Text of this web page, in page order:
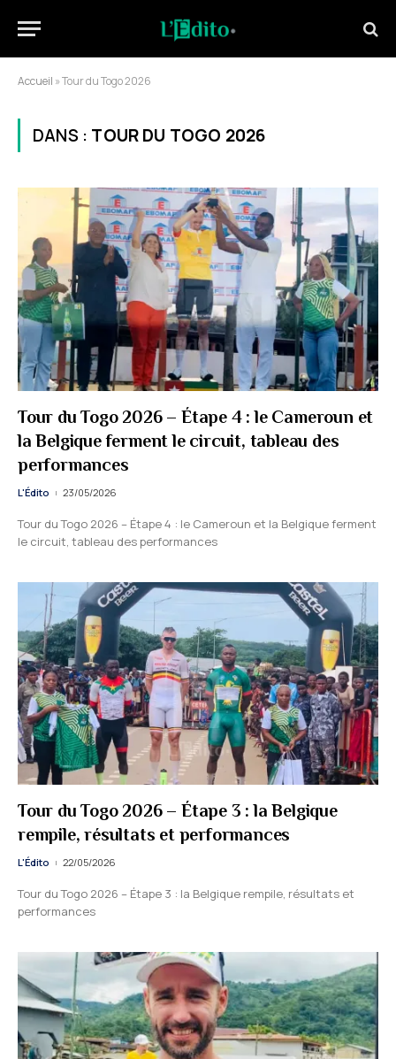
Accueil »Tour du Togo 2026
DANS : TOUR DU TOGO 2026
Tour du Togo 2026 – Étape 4 : le Cameroun et
la Belgique ferment le circuit, tableau des
performances
L'Édito 23/05/2026
Tour du Togo 2026 – Étape 4 : le Cameroun et la Belgique ferment
le circuit, tableau des performances
Tour du Togo 2026 – Étape 3 : la Belgique
rempile, résultats et performances
L'Édito 22/05/2026
Tour du Togo 2026 – Étape 3 : la Belgique rempile, résultats et
performances